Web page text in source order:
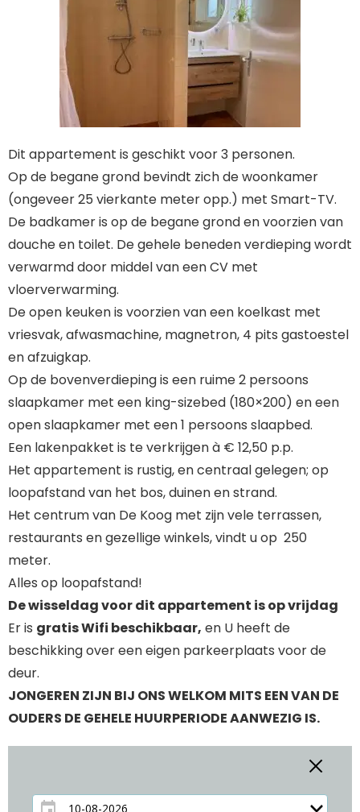
Dit appartement is geschikt voor 3 personen.
Op de begane grond bevindt zich de woonkamer
(ongeveer 25 vierkante meter opp.) met Smart-TV.
De badkamer is op de begane grond en voorzien van
douche en toilet. De gehele beneden verdieping wordt
verwarmd door middel van een CV met
vloerverwarming.
De open keuken is voorzien van een koelkast met
vriesvak, afwasmachine, magnetron, 4 pits gastoestel
en afzuigkap.
Op de bovenverdieping is een ruime 2 persoons
slaapkamer met een king-sizebed (180×200) en een
open slaapkamer met een 1 persoons slaapbed.
Een lakenpakket is te verkrijgen à € 12,50 p.p.
Het appartement is rustig, en centraal gelegen; op
loopafstand van het bos, duinen en strand.
Het centrum van De Koog met zijn vele terrassen,
restaurants en gezellige winkels, vindt u op 250
meter.
Alles op loopafstand!
De wisseldag voor dit appartement is op vrijdag
Er is gratis Wifi beschikbaar, en U heeft de
beschikking over een eigen parkeerplaats voor de
deur.
JONGEREN ZIJN BIJ ONS WELKOM MITS EEN VAN DE
OUDERS DE GEHELE HUURPERIODE AANWEZIG IS.